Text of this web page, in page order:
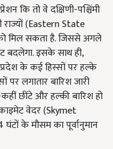
कि तो वे दक्षिणी-पश्चिंमी
राज्यों (Eastern State
मिल सकता है. जिससे अगले
बदलेगा. इसके साथ ही,
प्रदेश के कई हिस्सों पर हल्के
लगातार बारिश जारी
छींटे और हल्की बारिश हो
वेदर (Skymet
के मौसम का पूर्वानुमान